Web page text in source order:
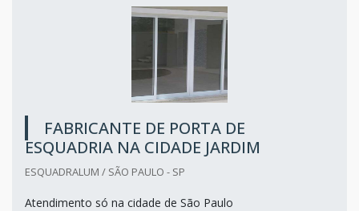
FABRICANTE DE PORTA DE
ESQUADRIA NA CIDADE JARDIM
ESQUADRALUM / SÃO PAULO - SP
Atendimento só na cidade de São Paulo